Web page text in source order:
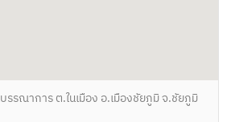
รณาการ ต.ในเมือง อ.เมืองชัยภูมิ จ.ชัยภูมิ